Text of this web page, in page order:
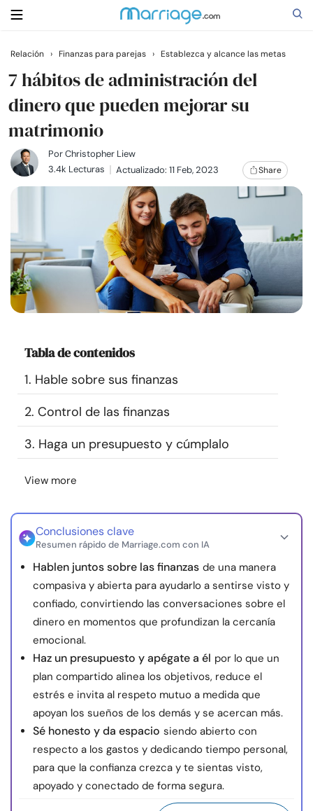
Buscar
Casarse
Relaciones
Ayuda
Cursos
Comunidad
Encuentra un terapeuta
Idioma
© Copyright 2026. Todos los derechos reservados.
Relación › Finanzas para parejas › Establezca y alcance las metas
7 hábitos de administración del
dinero que pueden mejorar su
matrimonio
PorChristopher Liew
3.4k Lecturas
Actualizado: 11 Feb, 2023 Share
Tabla de contenidos
1. Hable sobre sus finanzas
2. Control de las finanzas
3. Haga un presupuesto y cúmplalo
View more
Conclusiones clave
Resumen rápido de Marriage.com con IA
Hablen juntos sobre las finanzas de una manera
compasiva y abierta para ayudarlo a sentirse visto y
confiado, convirtiendo las conversaciones sobre el
dinero en momentos que profundizan la cercanía
emocional.
Haz un presupuesto y apégate a él por lo que un
plan compartido alinea los objetivos, reduce el
estrés e invita al respeto mutuo a medida que
apoyan los sueños de los demás y se acercan más.
Sé honesto y da espacio siendo abierto con
respecto a los gastos y dedicando tiempo personal,
para que la confianza crezca y te sientas visto,
apoyado y conectado de forma segura.